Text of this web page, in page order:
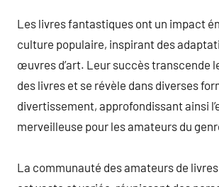
Les livres fantastiques ont un impact
culture populaire, inspirant des
œuvres d’art. Leur succès transcende
des livres et se révèle dans diverses
divertissement, approfondissant ainsi
merveilleuse pour les amateurs du
La communauté des amateurs de